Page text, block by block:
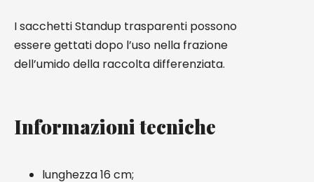
I sacchetti Standup trasparenti possono
essere gettati dopo l’uso nella frazione
dell’umido della raccolta differenziata.
Informazioni tecniche
lunghezza 16 cm;